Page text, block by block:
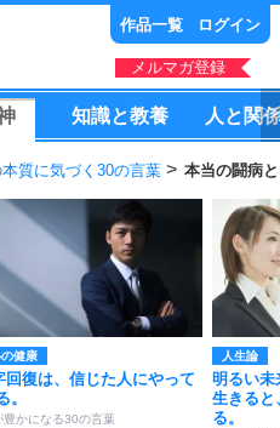
作品一覧 ログイン
メルマガ登録
知識と教養 人 と 関
本質に気づく30の言葉 本当の闘病
健康
回復は、信じた人にやって
。
豊かになる30の言葉
人生論
明るい未
生きると
る。